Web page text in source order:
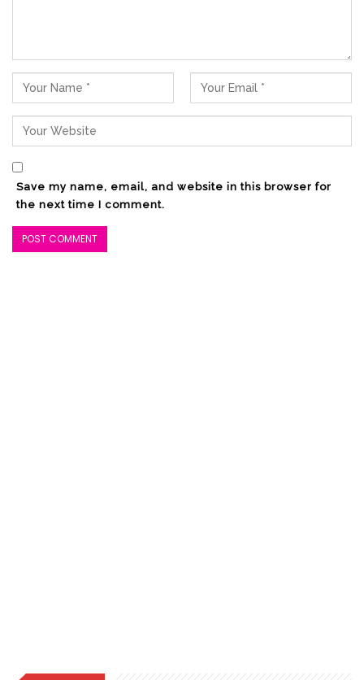
Save my name, email, and website in this browser for
the next time I comment.